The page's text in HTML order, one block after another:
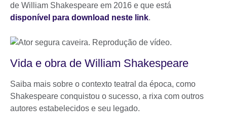
de William Shakespeare em 2016 e que está
disponível para download neste link.
Vida e obra de William Shakespeare
Saiba mais sobre o contexto teatral da época, como
Shakespeare conquistou o sucesso, a rixa com outros
autores estabelecidos e seu legado.